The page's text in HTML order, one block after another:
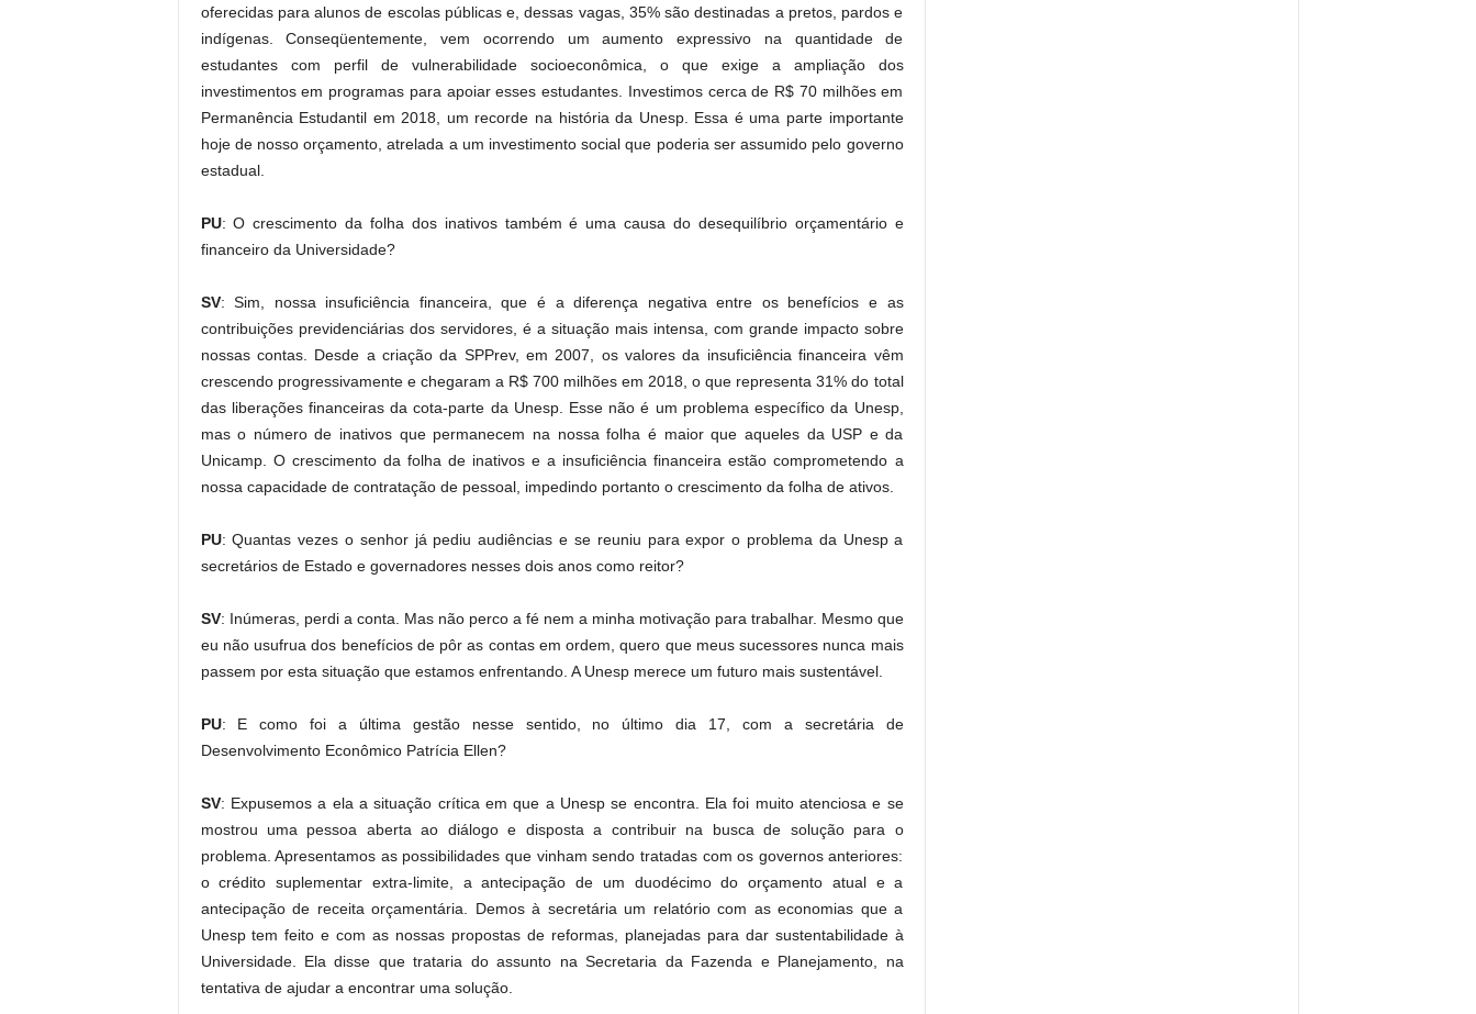
oferecidas para alunos de escolas públicas e, dessas vagas, 35% são destinadas a pretos, pardos e
indígenas. Conseqüentemente, vem ocorrendo um aumento expressivo na quantidade de
estudantes com perfil de vulnerabilidade socioeconômica, o que exige a ampliação dos
investimentos em programas para apoiar esses estudantes. Investimos cerca de R$ 70 milhões em
Permanência Estudantil em 2018, um recorde na história da Unesp. Essa é uma parte importante
hoje de nosso orçamento, atrelada a um investimento social que poderia ser assumido pelo governo
estadual.
PU: O crescimento da folha dos inativos também é uma causa do desequilíbrio orçamentário e
financeiro da Universidade?
SV: Sim, nossa insuficiência financeira, que é a diferença negativa entre os benefícios e as
contribuições previdenciárias dos servidores, é a situação mais intensa, com grande impacto sobre
nossas contas. Desde a criação da SPPrev, em 2007, os valores da insuficiência financeira vêm
crescendo progressivamente e chegaram a R$ 700 milhões em 2018, o que representa 31% do total
das liberações financeiras da cota-parte da Unesp. Esse não é um problema específico da Unesp,
mas o número de inativos que permanecem na nossa folha é maior que aqueles da USP e da
Unicamp. O crescimento da folha de inativos e a insuficiência financeira estão comprometendo a
nossa capacidade de contratação de pessoal, impedindo portanto o crescimento da folha de ativos.
PU: Quantas vezes o senhor já pediu audiências e se reuniu para expor o problema da Unesp a
secretários de Estado e governadores nesses dois anos como reitor?
SV: Inúmeras, perdi a conta. Mas não perco a fé nem a minha motivação para trabalhar. Mesmo que
eu não usufrua dos benefícios de pôr as contas em ordem, quero que meus sucessores nunca mais
passem por esta situação que estamos enfrentando. A Unesp merece um futuro mais sustentável.
PU: E como foi a última gestão nesse sentido, no último dia 17, com a secretária de
Desenvolvimento Econômico Patrícia Ellen?
SV: Expusemos a ela a situação crítica em que a Unesp se encontra. Ela foi muito atenciosa e se
mostrou uma pessoa aberta ao diálogo e disposta a contribuir na busca de solução para o
problema. Apresentamos as possibilidades que vinham sendo tratadas com os governos anteriores:
o crédito suplementar extra-limite, a antecipação de um duodécimo do orçamento atual e a
antecipação de receita orçamentária. Demos à secretária um relatório com as economias que a
Unesp tem feito e com as nossas propostas de reformas, planejadas para dar sustentabilidade à
Universidade. Ela disse que trataria do assunto na Secretaria da Fazenda e Planejamento, na
tentativa de ajudar a encontrar uma solução.